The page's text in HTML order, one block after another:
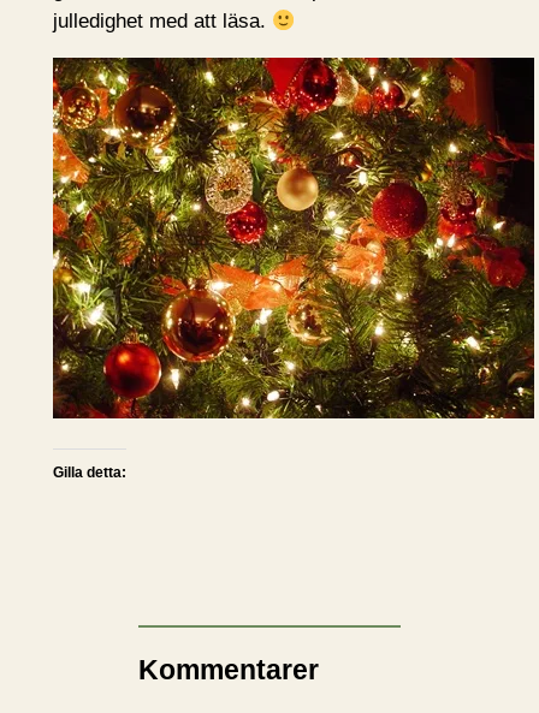
julledighet med att läsa.
Gilla detta:
Kommentarer